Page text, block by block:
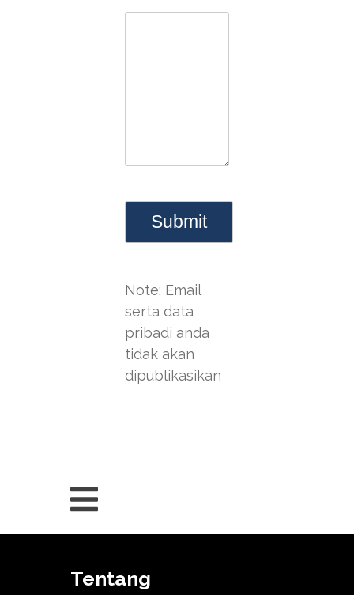
Note: Email
serta data
pribadi anda
tidak akan
dipublikasikan
Tentang